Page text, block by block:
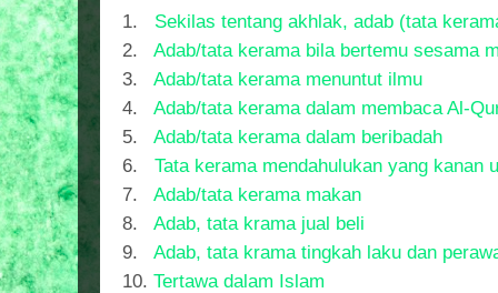
1. Sekilas tentang akhlak, adab (tata
2. Adab/tata kerama bila bertemu sesama
3. Adab/tata kerama menuntut ilmu
4. Adab/tata kerama dalam membaca Al-
5. Adab/tata kerama dalam beribadah
6. Tata kerama mendahulukan yang kanan
7. Adab/tata kerama makan
8.
Adab, tata krama jual beli
9. Adab, tata krama tingkah laku dan
10. Tertawa dalam Islam